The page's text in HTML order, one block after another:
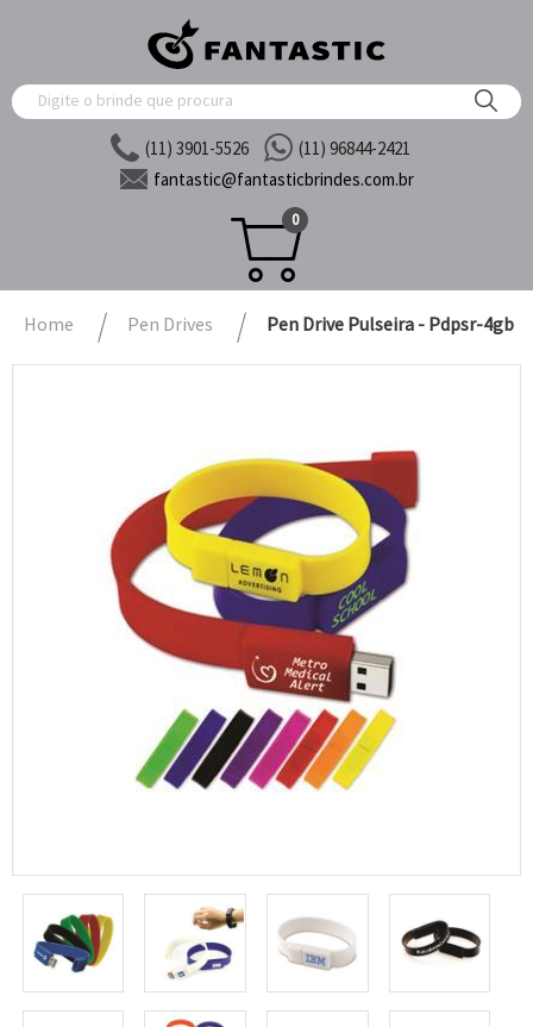
(11) 3901-5526
(11) 96844-2421
fantastic@fantasticbrindes.com.br
0
Home Pen Drives Pen Drive Pulseira - Pdpsr-4gb